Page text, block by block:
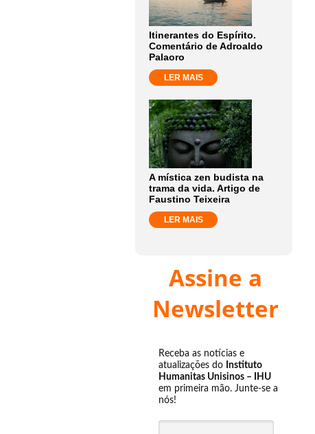
Itinerantes do Espírito.
Comentário de Adroaldo
Palaoro
LER MAIS
A mística zen budista na
trama da vida. Artigo de
Faustino Teixeira
LER MAIS
Assine a
Newsletter
Receba as notícias e
atualizações do Instituto
Humanitas Unisinos – IHU
em primeira mão. Junte-se a
nós!